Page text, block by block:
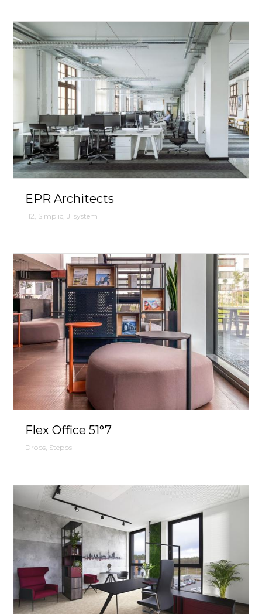
EPR Architects
H2, Simplic, J_system
Flex Office 51°7
Drops, Stepps